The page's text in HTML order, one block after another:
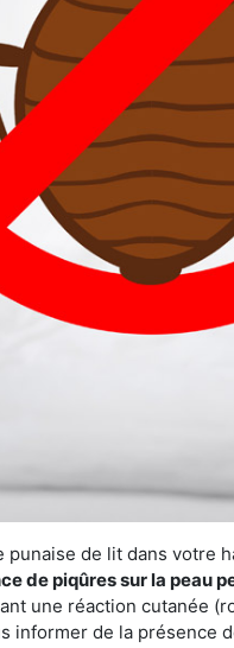
de lit dans votre
de piqûres sur la peau
une réaction cutanée
informer de la présence